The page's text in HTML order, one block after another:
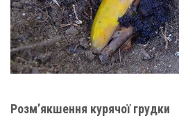
Розм’якшення курячої грудки